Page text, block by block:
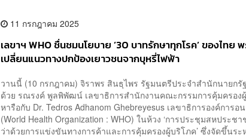
11 กรกฎาคม 2025
เลขาฯ WHO ชื่นชมนโยบาย ’30 บาทรักษาทุกโรค’ ของไทย
เปลี่ยนแนวทางปกป้องเยาวชนจากบุหรี่ไฟฟ้า
วานนี้ (10 กรกฎาคม) จิราพร สินธุไพร รัฐมนตรีประจำสำนักนายกรั
ด้วย รณรงค์ พูลพิพัฒน์ เลขาธิการสำนักงานคณะกรรมการคุ้มครอง
หารือกับ Dr. Tedros Adhanom Ghebreyesus เลขาธิการองค์การอ
(World Health Organization : WHO) ในห้วง ‘การประชุมสหประช
ว่าด้วยการแข่งขันทางการค้าและการคุ้มครองผู้บริโภค’ ซึ่งจัดขึ้นระ